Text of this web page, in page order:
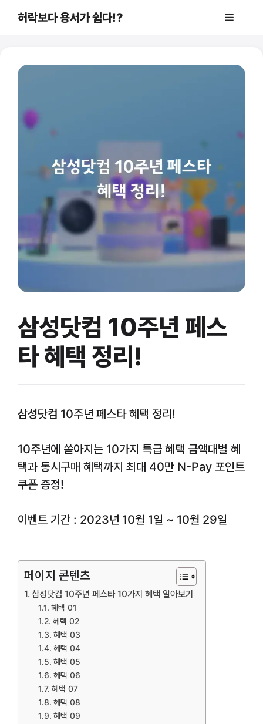
허락보다 용서가 쉽다!? 메
삼성닷컴 10주년 페스
타 혜택 정리!
삼성닷컴 10주년 페스타 혜택 정리!
10주년에 쏟아지는 10가지 특급 혜택 금액대별 혜
택과 동시구매 혜택까지 최대 40만 N-Pay 포인트
쿠폰 증정!
이벤트 기간 : 2023년 10월 1일 ~ 10월 29일
페이지 콘텐츠
삼성닷컴 10주년 페스타 10가지 혜택 알아보기
혜택 01
혜택 02
혜택 03
혜택 04
혜택 05
혜택 06
혜택 07
혜택 08
혜택 09